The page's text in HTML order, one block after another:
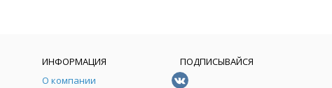
ИНФОРМАЦИЯ
О компании
ПОДПИСЫВАЙСЯ